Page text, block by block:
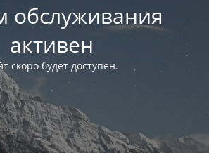
обслуживания
активен
скоро будет доступен.